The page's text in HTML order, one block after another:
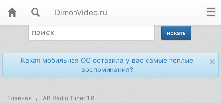
DimonVideo.ru
×
Какая мобильная ОС оставила у вас самые теплые
воспоминания?
Главная AB Radio Tuner 1.6